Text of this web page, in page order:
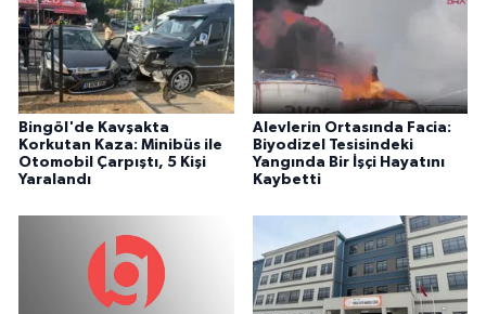
Bingöl'de Kavşakta
Korkutan Kaza: Minibüs ile
Otomobil Çarpıştı, 5 Kişi
Yaralandı
Alevlerin Ortasında Facia:
Biyodizel Tesisindeki
Yangında Bir İşçi Hayatını
Kaybetti